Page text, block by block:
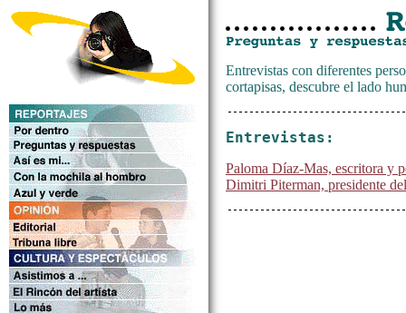
Entrevistas con diferentes
cortapisas, descubre el lado
Entrevistas:
Paloma Díaz-Mas, escritora y
Dimitri Piterman, presidente